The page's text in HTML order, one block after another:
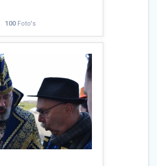
100Foto's